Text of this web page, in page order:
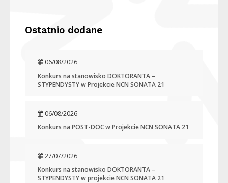
Ostatnio dodane
06/08/2026
Konkurs na stanowisko DOKTORANTA –
STYPENDYSTY w Projekcie NCN SONATA 21
06/08/2026
Konkurs na POST-DOC w Projekcie NCN SONATA 21
27/07/2026
Konkurs na stanowisko DOKTORANTA –
STYPENDYSTY w projekcie NCN SONATA 21